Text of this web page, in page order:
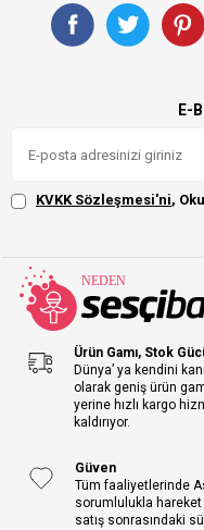
E-
KVKK Sözleşmesi'ni,
Ürün Gamı, Stok
Dünya’ ya kendini
olarak geniş ürün
yerine hızlı kargo
kaldırıyor.
Güven
Tüm faaliyetlerinde
sorumlulukla hareket
satış sonrasındaki